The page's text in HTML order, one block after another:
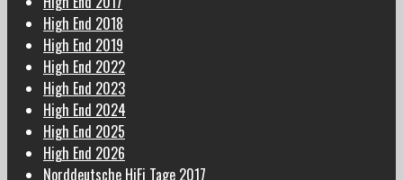
High End 2018
High End 2019
High End 2022
High End 2023
High End 2024
High End 2025
High End 2026
Norddeutsche HiFi Tage 2017